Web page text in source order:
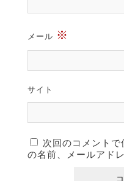
メール ※
サイト
次回のコメント
の名前、メールアド